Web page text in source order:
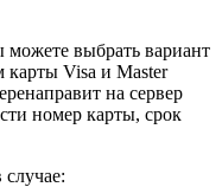
выбрать вариант
Visa и Master
на сервер
номер карты, срок